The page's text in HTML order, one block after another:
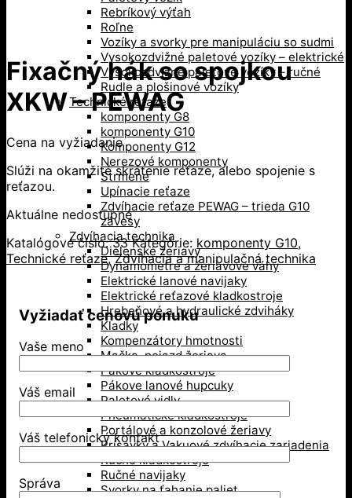
Rebríkový výťah
Roľne
Vozíky a svorky pre manipuláciu so sudmi
Vysokozdvižné paletové vozíky – elektrické
Vysokozdvižné paletové vozíky – ručné
Rudle a plošinové vozíky
Technické reťaze
komponenty G8
komponenty G10
Komponenty G12
Nerezové komponenty
Strmene
Upínacie reťaze
Zdvíhacie reťaze PEWAG – trieda G10
závesy
Zdvíhacia technika
Dielenské žeriavy
Dynamometre a žeriavove váhy
Elektrické lanové navijaky
Elektrické reťazové kladkostroje
Hrebeňové a hydraulické zdviháky
Kladky
Kompenzátory hmotnosti
Mačka, pojazd žeriava
Pákové kladkostroje
Pákove lanové hupcuky
Paletové vidly
Pneumatické kladkostroje
Portálové a konzolové žeriavy
Prísavky a Vakuové zdvíhacie zariadenia
Ručné kladkostroje
Ručné navijaky
Svorky na ťahanie paliet
Fixačný hák so spojkou
XKW – PEWAG
Cena na vyžiadanie
Slúži na okamžité skrátenie reťaze, alebo spojenie s
reťazou.
Aktuálne nedostupné
Katalógové číslo:33 Kategórie: komponenty G10,
Technické reťaze,Zdvíhacia a manipulačná technika
Vyžiadať cenovú ponuku
Vaše meno
Váš email
Váš telefonický kontakt
Správa